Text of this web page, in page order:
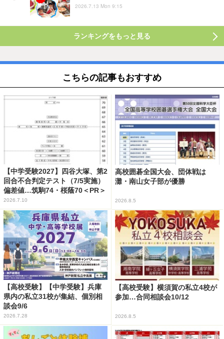
2026.7.13 Mon 9:15
ランキングをもっと見る
こちらの記事もおすすめ
【中学受験2027】四谷大塚、第2
回合不合判定テスト（7/5実施）
偏差値…筑駒74・桜蔭70＜PR＞
2026.7.10
高校囲碁全国大会、団体戦は
灘・南山女子部が優勝
2026.8.5
【高校受験】【中学受験】兵庫
県内の私立31校が集結、個別相
談会9/6
2026.7.28
【高校受験】横須賀の私立4校が
参加…合同相談会10/12
2026.8.5